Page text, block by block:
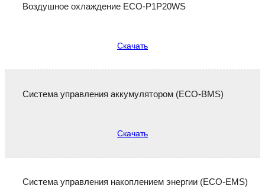
Воздушное охлаждение ECO-P1P20WS
Скачать
Система управления аккумулятором (ECO-BMS)
Скачать
Система управления накоплением энергии (ECO-EMS)